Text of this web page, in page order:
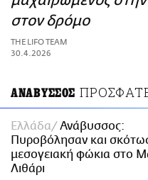
ΑΜΠΑ
PRINT
στον δρόμο
THE LIFO TEAM
30.4.2026
ΑΝΑΒΥΣΣΟΣ
Ελλάδα
Ανάβυσσος:
Πυροβόλησαν και
μεσογειακή φώκια στο
Λιθάρι